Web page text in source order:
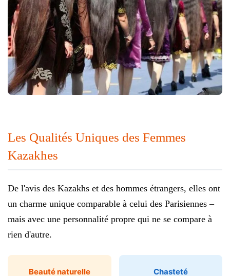
Les Qualités Uniques des Femmes
Kazakhes
De l'avis des Kazakhs et des hommes étrangers, elles ont
un charme unique comparable à celui des Parisiennes –
mais avec une personnalité propre qui ne se compare à
rien d'autre.
Beauté naturelle Chasteté